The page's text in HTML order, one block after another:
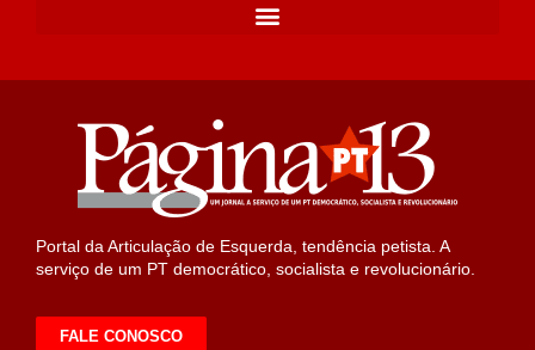
Portal da Articulação de Esquerda, tendência petista. A
serviço de um PT democrático, socialista e revolucionário.
FALE CONOSCO